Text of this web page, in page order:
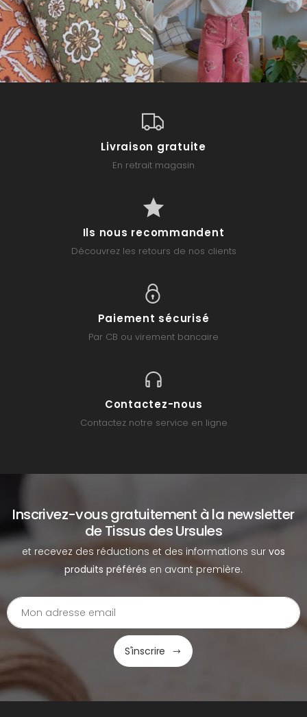
Livraison gratuite
En retrait magasin
Ils nous recommandent
Découvrez les retours de nos clients
Paiement sécurisé
Par CB ou virement bancaire
Contactez-nous
Contactez notre service en ligne
Inscrivez-vous gratuitement à la newsletter
de Tissus des Ursules
et recevez des réductions et des informations sur vos
produits préférés en avant première.
S'inscrire